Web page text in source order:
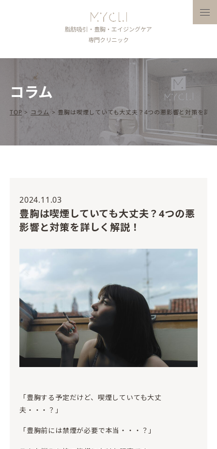
脂肪吸引・豊胸・エイジングケア
専門クリニック
メ
コラム
TOP > コラム > 豊胸は喫煙していても大丈夫？4つの悪影響と対策を詳
2024.11.03
豊胸は喫煙していても大丈夫？4つの悪
影響と対策を詳しく解説！
「豊胸する予定だけど、喫煙していても大丈
夫・・・？」
「豊胸前には禁煙が必要で本当・・・？」